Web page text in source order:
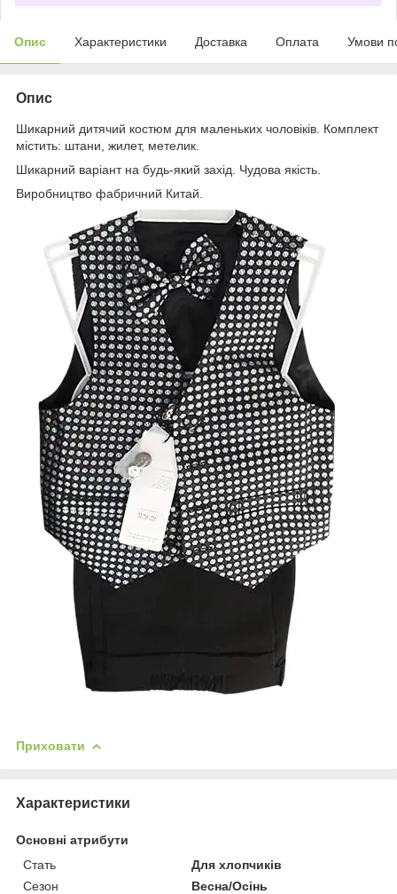
Опис Характеристики Доставка Оплата Умови
Опис
Шикарний дитячий костюм для маленьких чоловіків. Комплект
містить: штани, жилет, метелик.
Шикарний варіант на будь-який захід. Чудова якість.
Виробництво фабричний Китай.
Приховати
Характеристики
Основні атрибути
Стать
Для хлопчиків
Сезон
Весна/Осінь